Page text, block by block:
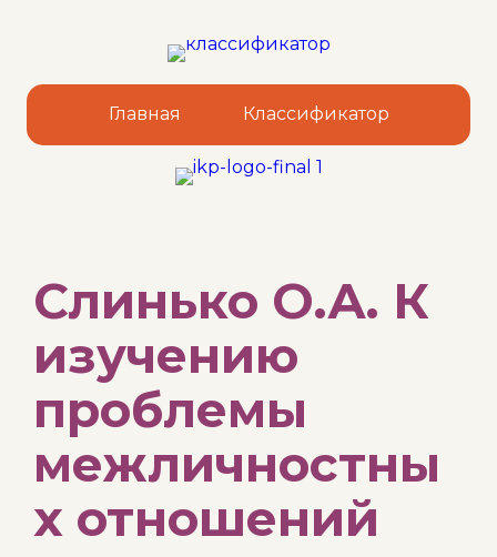
Главная Классификатор
Слинько О.А. К
изучению
проблемы
межличностны
х отношений